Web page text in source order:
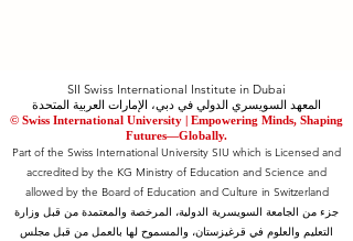
SII Swiss International Institute in Dubai
المعهد السويسري الدولي في دبي، الإمارات العربية المتحدة
© Swiss International University | ​Empowering Minds, Shaping
Futures—Globally.
Part of the Swiss International University SIU which is Licensed and
accredited by the KG Ministry of Education and Science and
allowed by the Board of Education and Culture in Switzerland
جزء من الجامعة السويسرية الدولية، المرخصة والمعتمدة من قبل وزارة
التعليم والعلوم في قرغيزستان، والمسموح لها بالعمل من قبل مجلس